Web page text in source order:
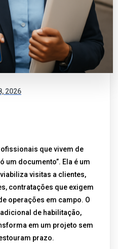
2026
que vivem de
um documento”. Ela é um
visitas a clientes,
contratações que exigem
operações em campo. O
de habilitação,
em um projeto sem
prazo.